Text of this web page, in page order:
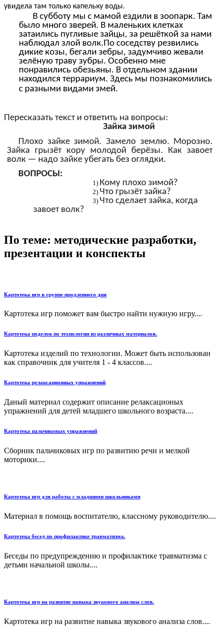
увидела там только капельку воды.
В субботу мы с мамой ездили в зоопарк. Там
было много зверей. В маленьких клетках
затаились пугливые зайцы, за решёткой за нами
наблюдал злой волк.По соседству резвились
дикие козы, бегали зебры, задумчиво жевали
зелёную траву зубры. Особенно мне
понравились обезьяны. В отдельном здании
находился террариум. Здесь мы познакомились
с разными видами змей.
Пересказать текст и ответить на вопросы:
Зайка зимой
Плохо зайке зимой. Замело землю. Морозно.
Зайка грызёт кору молодой берёзы. Как завоет
волк — надо зайке убегать без оглядки.
ВОПРОСЫ:
Кому плохо зимой?
Что грызёт зайка?
Что сделает зайка, когда
завоет волк?
По теме: методические разработки,
презентации и конспекты
Картотека игр в группе продленного дня
Картотека игр поможет вам быстро найти нужную игру....
Картотека поделок по технологии из различных материалов.
Картотека изделий по технологии. Может быть использован
как справочник для учителя 1 - 4 классов....
Картотека релаксационных упражнений
Даный материал содержит описание релаксационых
упражнений для детей младшего школьного возраста....
Картотека пальчиковых упражнений
Сборник пальчиковых игр по развитию речи и мелкой
моторики....
Картотека игр для работы с младшими школьниками
Материал в помощь воспитателю, классному руководителю....
Картотека бесед по профилактике травматизма.
Беседы по предупреждению и профилактике травматизма с
детьми начальной школы....
Картотека игр на развитие навыка звукового анализа слов.
Картотека игр на развитие навыка звукового анализа слов....